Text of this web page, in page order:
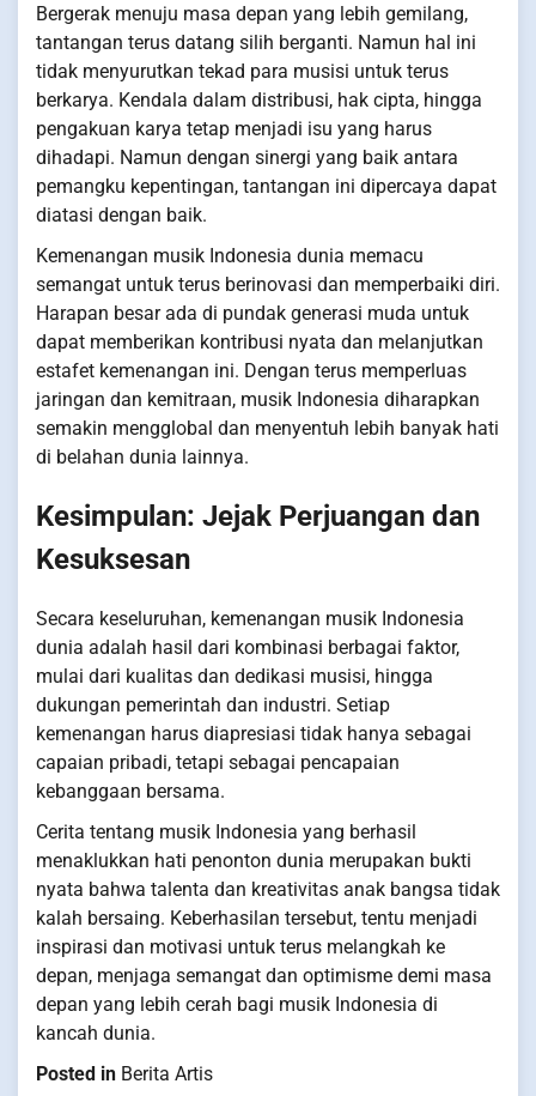
Bergerak menuju masa depan yang lebih gemilang,
tantangan terus datang silih berganti. Namun hal ini
tidak menyurutkan tekad para musisi untuk terus
berkarya. Kendala dalam distribusi, hak cipta, hingga
pengakuan karya tetap menjadi isu yang harus
dihadapi. Namun dengan sinergi yang baik antara
pemangku kepentingan, tantangan ini dipercaya dapat
diatasi dengan baik.
Kemenangan musik Indonesia dunia memacu
semangat untuk terus berinovasi dan memperbaiki diri.
Harapan besar ada di pundak generasi muda untuk
dapat memberikan kontribusi nyata dan melanjutkan
estafet kemenangan ini. Dengan terus memperluas
jaringan dan kemitraan, musik Indonesia diharapkan
semakin mengglobal dan menyentuh lebih banyak hati
di belahan dunia lainnya.
Kesimpulan: Jejak Perjuangan dan
Kesuksesan
Secara keseluruhan, kemenangan musik Indonesia
dunia adalah hasil dari kombinasi berbagai faktor,
mulai dari kualitas dan dedikasi musisi, hingga
dukungan pemerintah dan industri. Setiap
kemenangan harus diapresiasi tidak hanya sebagai
capaian pribadi, tetapi sebagai pencapaian
kebanggaan bersama.
Cerita tentang musik Indonesia yang berhasil
menaklukkan hati penonton dunia merupakan bukti
nyata bahwa talenta dan kreativitas anak bangsa tidak
kalah bersaing. Keberhasilan tersebut, tentu menjadi
inspirasi dan motivasi untuk terus melangkah ke
depan, menjaga semangat dan optimisme demi masa
depan yang lebih cerah bagi musik Indonesia di
kancah dunia.
Posted in Berita Artis